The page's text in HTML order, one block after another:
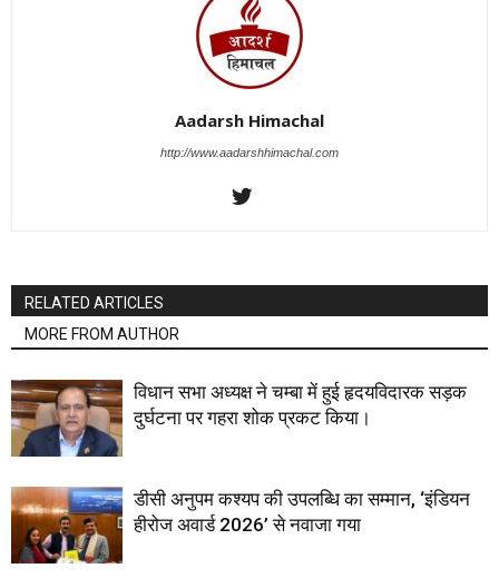
Aadarsh Himachal
http://www.aadarshhimachal.com
RELATED ARTICLES
MORE FROM AUTHOR
विधान सभा अध्यक्ष ने चम्बा में हुई हृदयविदारक सड़क
दुर्घटना पर गहरा शोक प्रकट किया।
डीसी अनुपम कश्यप की उपलब्धि का सम्मान, ‘इंडियन
हीरोज अवार्ड 2026’ से नवाजा गया